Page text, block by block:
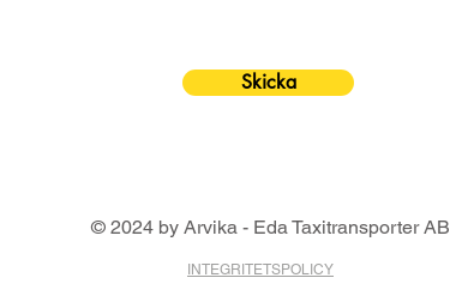
Skicka
© 2024 by Arvika - Eda Taxitransporter AB
INTEGRITETSPOLICY